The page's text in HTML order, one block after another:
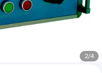
2/4